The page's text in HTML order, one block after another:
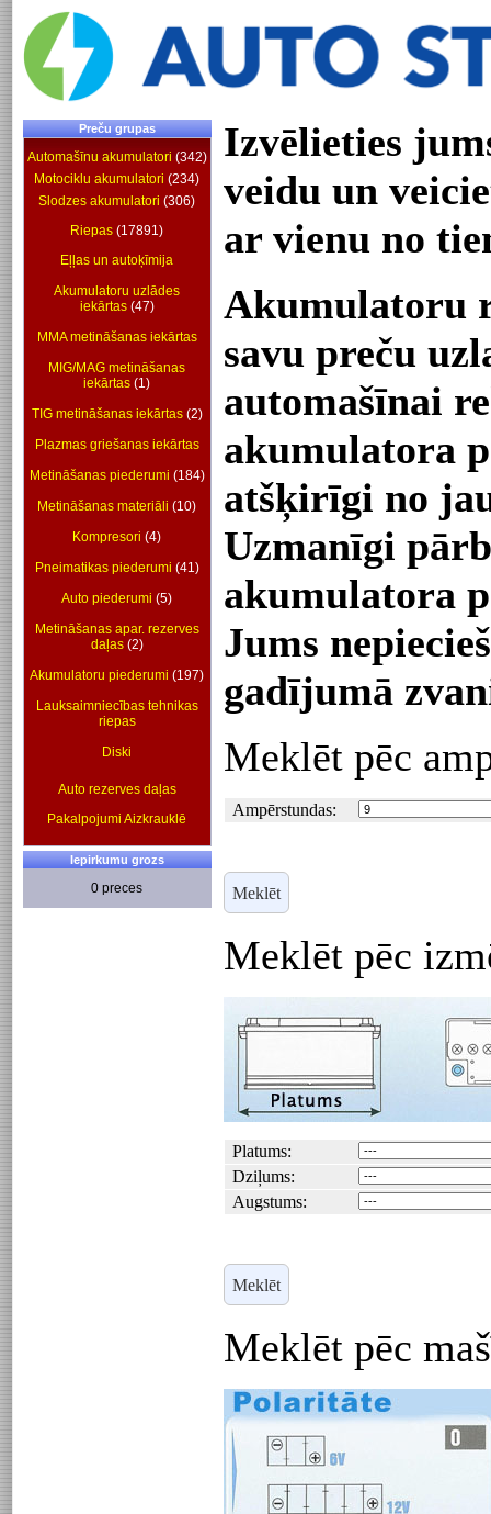
Preču grupas
Automašīnu akumulatori (342)
Motociklu akumulatori (234)
Slodzes akumulatori (306)
Riepas (17891)
Eļļas un autoķīmija
Akumulatoru uzlādes
iekārtas(47)
MMA metināšanas iekārtas
MIG/MAG metināšanas
iekārtas (1)
TIG metināšanas iekārtas(2)
Plazmas griešanas iekārtas
Metināšanas piederumi (184)
Metināšanas materiāli (10)
Kompresori (4)
Pneimatikas piederumi (41)
Auto piederumi (5)
Metināšanas apar. rezerves
daļas(2)
Akumulatoru piederumi (197)
Lauksaimniecības tehnikas
riepas
Diski
Auto rezerves daļas
Pakalpojumi Aizkrauklē
Iepirkumu grozs
0 preces
Izvēlieties
veidu un
ar vienu no
Akumulatoru
savu preču
automašīnai
akumulatora
atšķirīgi no
Uzmanīgi
akumulatora
Jums
gadījumā
Meklēt pēc
Ampērstundas:
Meklēt pēc
Platums:
Dziļums:
Augstums:
Meklēt pēc